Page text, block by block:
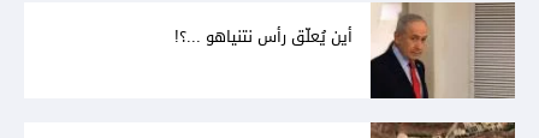
أين يُعلّق رأس نتنياهو ...؟!